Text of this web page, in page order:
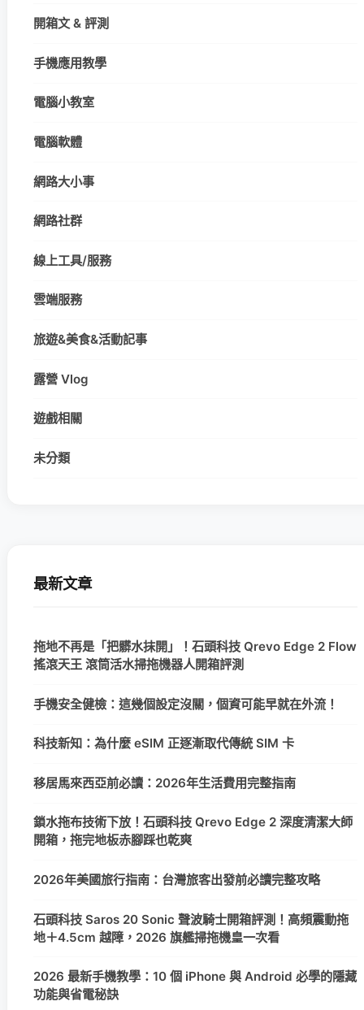
開箱文 & 評測
手機應用教學
電腦小教室
電腦軟體
網路大小事
網路社群
線上工具/服務
雲端服務
旅遊&美食&活動記事
露營 Vlog
遊戲相關
未分類
最新文章
拖地不再是「把髒水抹開」！石頭科技 Qrevo Edge 2 Flow
搖滾天王 滾筒活水掃拖機器人開箱評測
手機安全健檢：這幾個設定沒關，個資可能早就在外流！
科技新知：為什麼 eSIM 正逐漸取代傳統 SIM 卡
移居馬來西亞前必讀：2026年生活費用完整指南
鎖水拖布技術下放！石頭科技 Qrevo Edge 2 深度清潔大師
開箱，拖完地板赤腳踩也乾爽
2026年美國旅行指南：台灣旅客出發前必讀完整攻略
石頭科技 Saros 20 Sonic 聲波騎士開箱評測！高頻震動拖
地＋4.5cm 越障，2026 旗艦掃拖機皇一次看
2026 最新手機教學：10 個 iPhone 與 Android 必學的隱藏
功能與省電秘訣